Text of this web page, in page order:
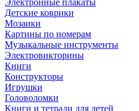
Электронные плакаты
Детские коврики
Мозаики
Картины по номерам
Музыкальные инструменты
Электровикторины
Книги
Конструкторы
Игрушки
Головоломки
Книги и тетради для детей